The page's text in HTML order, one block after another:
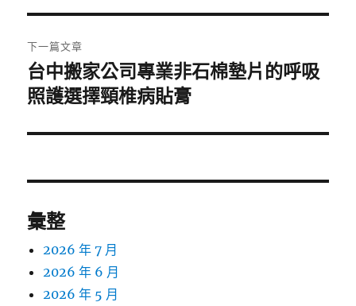
覽
文
章:
下一篇文章
下
一
文
台中搬家公司專業非石棉墊片的呼吸
照護選擇頸椎病貼膏
彙整
2026 年 7 月
2026 年 6 月
2026 年 5 月